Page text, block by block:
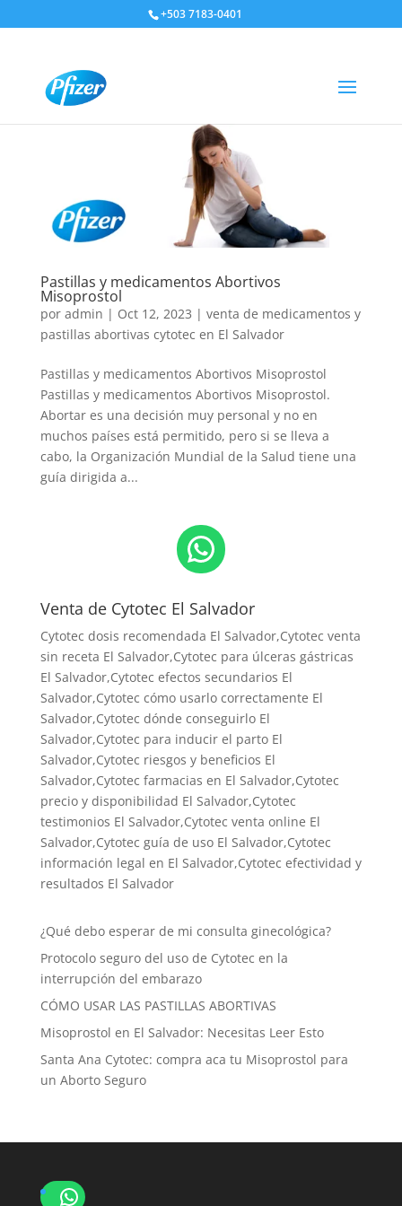
+503 7183-0401
Pastillas y medicamentos Abortivos
Misoprostol
por admin | Oct 12, 2023 | venta de medicamentos y
pastillas abortivas cytotec en El Salvador
Pastillas y medicamentos Abortivos Misoprostol
Pastillas y medicamentos Abortivos Misoprostol.
Abortar es una decisión muy personal y no en
muchos países está permitido, pero si se lleva a
cabo, la Organización Mundial de la Salud tiene una
guía dirigida a...
WhatsApp
Venta de Cytotec El Salvador
Cytotec dosis recomendada El Salvador,Cytotec venta
sin receta El Salvador,Cytotec para úlceras gástricas
El Salvador,Cytotec efectos secundarios El
Salvador,Cytotec cómo usarlo correctamente El
Salvador,Cytotec dónde conseguirlo El
Salvador,Cytotec para inducir el parto El
Salvador,Cytotec riesgos y beneficios El
Salvador,Cytotec farmacias en El Salvador,Cytotec
precio y disponibilidad El Salvador,Cytotec
testimonios El Salvador,Cytotec venta online El
Salvador,Cytotec guía de uso El Salvador,Cytotec
información legal en El Salvador,Cytotec efectividad y
resultados El Salvador
¿Qué debo esperar de mi consulta ginecológica?
Protocolo seguro del uso de Cytotec en la
interrupción del embarazo
CÓMO USAR LAS PASTILLAS ABORTIVAS
Misoprostol en El Salvador: Necesitas Leer Esto
Santa Ana Cytotec: compra aca tu Misoprostol para
un Aborto Seguro
WhatsApp